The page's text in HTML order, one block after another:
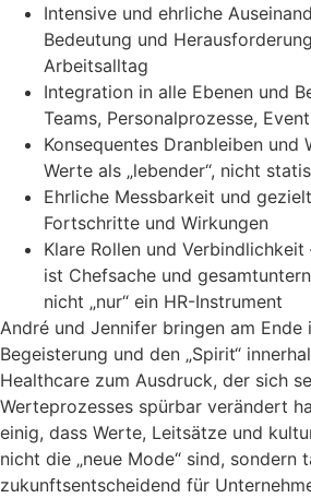
Intensive und ehrliche
Bedeutung und
Arbeitsalltag
Integration in alle Ebenen und
Teams, Personalprozesse,
Konsequentes Dranbleiben und
Werte als „lebender“, nicht
Ehrliche Messbarkeit und
Fortschritte und Wirkungen
Klare Rollen und
ist Chefsache und
nicht „nur“ ein HR-Instrument
André und Jennifer bringen am Ende
Begeisterung und den „Spirit“
Healthcare zum Ausdruck, der sich
Werteprozesses spürbar verändert
einig, dass Werte, Leitsätze und
nicht die „neue Mode“ sind, sondern
zukunftsentscheidend für